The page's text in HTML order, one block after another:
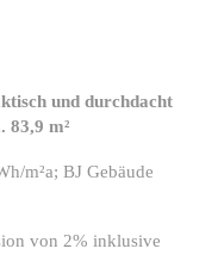
und durchdacht
83,9 m²
m²a; BJ Gebäude
von 2% inklusive